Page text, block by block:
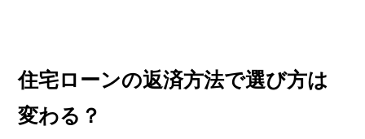
住宅ローンの返済方法で選び方は
変わる？